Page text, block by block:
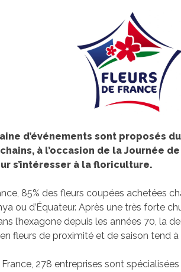
d’événements sont proposés
à l’occasion de la Journée
s’intéresser à la floriculture.
85% des fleurs coupées achetées
ou d’Équateur. Après une très forte
l’hexagone depuis les années 70, la
fleurs de proximité et de saison tend
278 entreprises sont spécialisées